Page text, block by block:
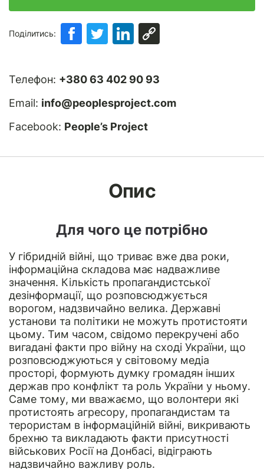
Поділитись:
Телефон: +380 63 402 90 93
Email: info@peoplesproject.com
Facebook: People’s Project
Опис
Для чого це потрібно
У гібридній війні, що триває вже два роки,
інформаційна складова має надважливе
значення. Кількість пропагандистської
дезінформації, що розповсюджується
ворогом, надзвичайно велика. Державні
установи та політики не можуть протистояти
цьому. Тим часом, свідомо перекручені або
вигадані факти про війну на сході України, що
розповсюджуються у світовому медіа
просторі, формують думку громадян інших
держав про конфлікт та роль України у ньому.
Саме тому, ми вважаємо, що волонтери які
протистоять агресору, пропагандистам та
терористам в інформаційній війні, викривають
брехню та викладають факти присутності
військових Росії на Донбасі, відіграють
надзвичайно важливу роль.